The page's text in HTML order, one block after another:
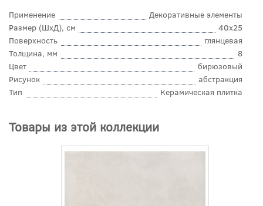
Применение
Декоративные элементы
Размер (ШхД), см
40x25
Поверхность
глянцевая
Толщина, мм
8
Цвет
бирюзовый
Рисунок
абстракция
Тип
Керамическая плитка
Товары из этой коллекции